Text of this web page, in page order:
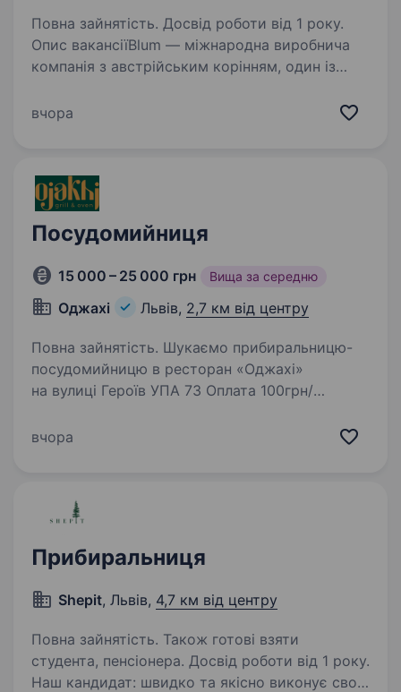
Повна зайнятість. Досвід роботи від 1 року.
Опис вакансіїBlum — міжнародна виробнича
компанія з австрійським корінням, один із
для меблів. Компанія спеціалізується
вчора
Посудомийниця
15 000 – 25 000 грн Вища за середню
Оджахі Львів, 2,7 км від центру
Повна зайнятість. Шукаємо прибиральницю-
посудомийницю в ресторан «Оджахі»
на вулиці Героїв УПА 73 Оплата 100грн/
та біла мийка, прибирання залу Харчування
вчора
Прибиральниця
Shepit, Львів, 4,7 км від центру
Повна зайнятість. Також готові взяти
студента, пенсіонера. Досвід роботи від 1 року.
Наш кандидат: швидко та якісно виконує свої